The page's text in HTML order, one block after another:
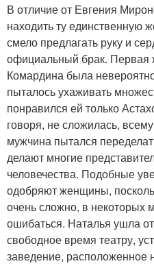
В отличие от Евгения
находить ту единственную
смело предлагать руку и
официальный брак. Первая
Комардина была
пыталось ухаживать
понравился ей только
говоря, не сложилась,
мужчина пытался
делают многие
человечества. Подобные
одобряют женщины,
очень сложно, в некоторых
ошибаться. Наталья ушла
свободное время театру,
заведение, расположенное